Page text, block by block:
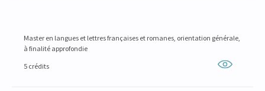
Master en langues et lettres françaises et romanes, orientation générale,
à finalité approfondie
5 crédits